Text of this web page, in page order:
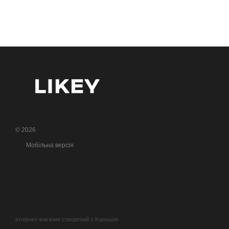
© 2026
Мобільна версія
Інтернет-магазин створений з Хорошоп